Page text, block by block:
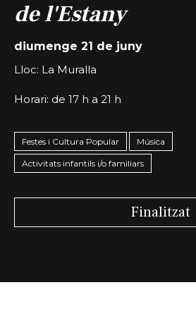
de l'Estany
diumenge 21 de juny
Lloc: La Muralla
Horari: de 17 h a 21 h
Festes i Cultura Popular Música
Activitats infantils i/o familiars
Finalitzat